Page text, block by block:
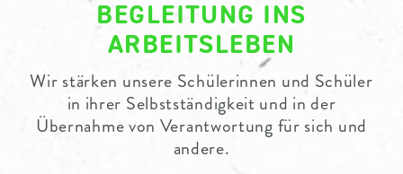
BEGLEITUNG INS
ARBEITSLEBEN
Wir stärken unsere Schülerinnen und Schüler
in ihrer Selbstständigkeit und in der
Übernahme von Verantwortung für sich und
andere.